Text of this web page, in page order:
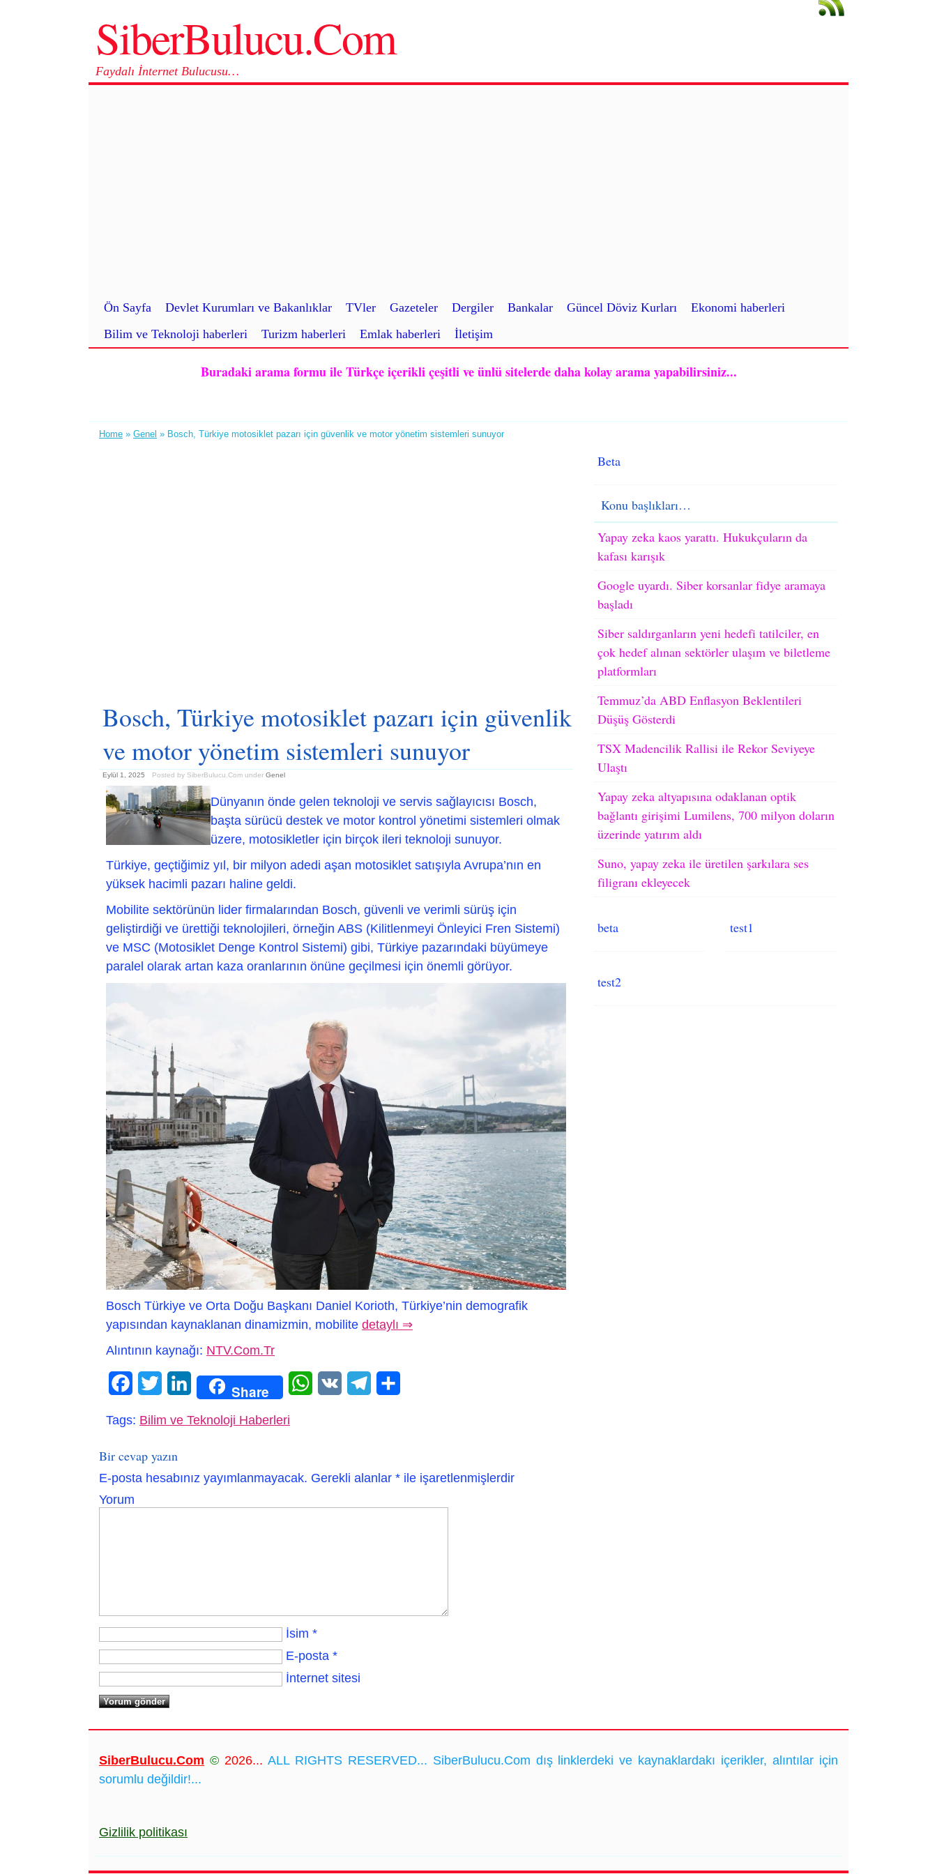
SiberBulucu.Com
Faydalı İnternet Bulucusu…
Ön Sayfa Devlet Kurumları ve Bakanlıklar TVler Gazeteler Dergiler Bankalar Güncel Döviz Kurları
Ekonomi haberleri
Bilim ve Teknoloji haberleri
Turizm haberleri Emlak haberleri İletişim
Buradaki arama formu ile Türkçe içerikli çeşitli ve ünlü sitelerde daha kolay arama yapabilirsiniz...
Home » Genel » Bosch, Türkiye motosiklet pazarı için güvenlik ve motor yönetim sistemleri sunuyor
Bosch, Türkiye motosiklet pazarı için güvenlik
ve motor yönetim sistemleri sunuyor
Eylül 1, 2025 Posted by SiberBulucu.Com under Genel
Dünyanın önde gelen teknoloji ve servis sağlayıcısı Bosch,
başta sürücü destek ve motor kontrol yönetimi sistemleri olmak
üzere, motosikletler için birçok ileri teknoloji sunuyor.
Türkiye, geçtiğimiz yıl, bir milyon adedi aşan motosiklet satışıyla Avrupa’nın en
yüksek hacimli pazarı haline geldi.
Mobilite sektörünün lider firmalarından Bosch, güvenli ve verimli sürüş için
geliştirdiği ve ürettiği teknolojileri, örneğin ABS (Kilitlenmeyi Önleyici Fren Sistemi)
ve MSC (Motosiklet Denge Kontrol Sistemi) gibi, Türkiye pazarındaki büyümeye
paralel olarak artan kaza oranlarının önüne geçilmesi için önemli görüyor.
Bosch Türkiye ve Orta Doğu Başkanı Daniel Korioth, Türkiye’nin demografik
yapısından kaynaklanan dinamizmin, mobilite detaylı ⇒
Alıntının kaynağı: NTV.Com.Tr
Facebook
Twitter LinkedIn Share WhatsApp
VK Telegram
Tags: Bilim ve Teknoloji Haberleri
Bir cevap yazın
E-posta hesabınız yayımlanmayacak. Gerekli alanlar * ile işaretlenmişlerdir
Yorum
İsim *
E-posta *
İnternet sitesi
Beta
Konu başlıkları…
Yapay zeka kaos yarattı. Hukukçuların da
kafası karışık
Google uyardı. Siber korsanlar fidye aramaya
başladı
Siber saldırganların yeni hedefi tatilciler, en
çok hedef alınan sektörler ulaşım ve biletleme
platformları
Temmuz’da ABD Enflasyon Beklentileri
Düşüş Gösterdi
TSX Madencilik Rallisi ile Rekor Seviyeye
Ulaştı
Yapay zeka altyapısına odaklanan optik
bağlantı girişimi Lumilens, 700 milyon doların
üzerinde yatırım aldı
Suno, yapay zeka ile üretilen şarkılara ses
filigranı ekleyecek
beta test1
test2
SiberBulucu.Com © 2026... ALL RIGHTS RESERVED... SiberBulucu.Com dış linklerdeki ve kaynaklardakı içerikler, alıntılar için
sorumlu değildir!...
Gizlilik politikası